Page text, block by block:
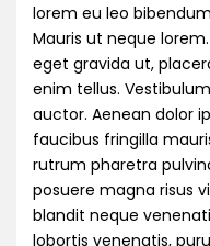
lorem eu leo
Mauris ut neque
eget gravida ut,
enim tellus.
auctor. Aenean dolor
faucibus fringilla
rutrum pharetra
posuere magna risus
blandit neque
lobortis venenatis,